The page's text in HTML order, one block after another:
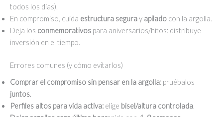
todos los días).
En compromiso, cuida estructura seguray apilado con la argolla.
Deja los conmemorativos para aniversarios/hitos: distribuye
inversión en el tiempo.
Errores comunes (y cómo evitarlos)
Comprar el compromiso sin pensar en la argolla: pruébalos
juntos.
Perfiles altos para vida activa: elige bisel/altura controlada.